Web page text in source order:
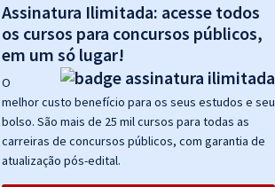
Assinatura Ilimitada: acesse todos
os cursos para concursos públicos,
em um só lugar!
O
melhor custo benefício para os seus estudos e seu
bolso. São mais de 25 mil cursos para todas as
carreiras de concursos públicos, com garantia de
atualização pós-edital.